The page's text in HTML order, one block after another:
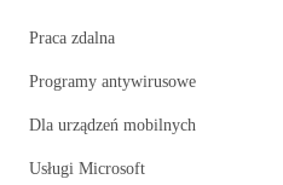
Praca zdalna
Programy antywirusowe
Dla urządzeń mobilnych
Usługi Microsoft